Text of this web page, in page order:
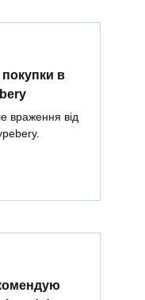
в
враження від